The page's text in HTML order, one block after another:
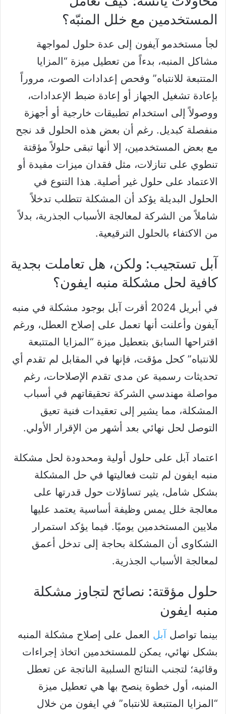
المستخدمين مع خلل المنبّه؟
لجأ مستخدمو آيفون إلى عدة حلول لمواجهة
مشاكل المنبه، بدءاً من تعطيل ميزة “المزايا
المتتبعة للانتباه” وفحص إعدادات الصوت، مروراً
بإعادة تشغيل الجهاز أو إعادة ضبط الإعدادات،
ووصولاً إلى استخدام تطبيقات خارجية أو أجهزة
منفصلة كبديل. رغم أن بعض هذه الحلول قد نجح
مع بعض المستخدمين، إلا أنها تبقى حلولاً مؤقتة
تنطوي على تنازلات، مثل فقدان ميزات مفيدة أو
الاعتماد على حلول غير أصلية. هذا التنوع في
الحلول البديلة يؤكد أن المشكلة تتطلب تدخلاً
شاملاً من الشركة لمعالجة الأسباب الجذرية، بدلاً
من الاكتفاء بالحلول الترقيعية.
آبل تستجيب: ولكن، هل تعاملت بجدية
كافية لحل مشكلة منبه ايفون؟
في أبريل 2024 أقرت آبل بوجود مشكلة في منبه
آيفون وأعلنت أنها تعمل على إصلاح العطل، ورغم
اقتراحها السابق بتعطيل ميزة “المزايا المتتبعة
للانتباه” كحل مؤقت، فإنها في المقابل لم تقدم أي
تحديثات رسمية عن مدى تقدم الإصلاحات، رغم
مواصلة مهندسي الشركة تحقيقاتهم في أسباب
المشكلة، مما يشير إلى تعقيدات فنية تعيق
التوصل لحل نهائي بعد أشهر من الإقرار الأولي.
اعتماد آبل على حلول أولية ومحدودة لحل مشكلة
منبه ايفون لم تثبت فعاليتها في حل المشكلة
بشكل شامل، يثير تساؤلات حول قدرتها على
معالجة خلل يمس وظيفة أساسية يعتمد عليها
ملايين المستخدمين يوميًا. فيما يؤكد استمرار
الشكاوى أن المشكلة بحاجة إلى تدخل أعمق
لمعالجة الأسباب الجذرية.
حلول مؤقتة: نصائح لتجاوز مشكلة
منبه ايفون
بينما تواصل آبل العمل على إصلاح مشكلة المنبه
بشكل نهائي، يمكن للمستخدمين اتخاذ إجراءات
وقائية؛ لتجنب النتائج السلبية الناتجة عن تعطل
المنبه، أول خطوة ينصح بها هي تعطيل ميزة
“المزايا المتتبعة للانتباه” في ايفون من خلال